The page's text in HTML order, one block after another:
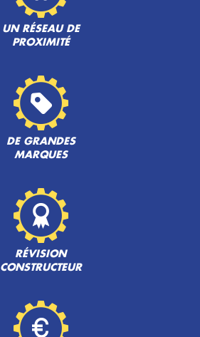
UN RÉSEAU DE
PROXIMITÉ
DE GRANDES
MARQUES
RÉVISION
CONSTRUCTEUR